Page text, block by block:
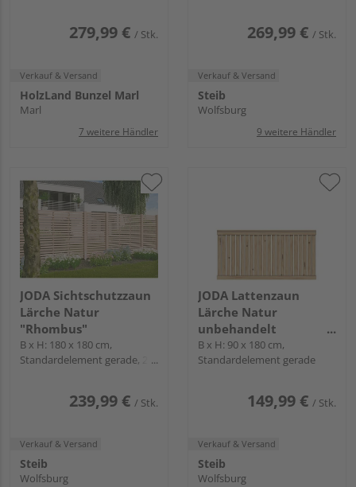
279,99 € / Stk.
Verkauf & Versand
HolzLand Bunzel Marl
Marl
7 weitere Händler
269,99 € / Stk.
Verkauf & Versand
Steib
Wolfsburg
9 weitere Händler
JODA Sichtschutzzaun
Lärche Natur
"Rhombus"
B x H: 180 x 180 cm,
Standardelement gerade, 20
239,99 € / Stk.
Verkauf & Versand
Steib
Wolfsburg
JODA Lattenzaun
Lärche Natur
unbehandelt
"Faaborg"
B x H: 90 x 180 cm,
Standardelement gerade
149,99 € / Stk.
Verkauf & Versand
Steib
Wolfsburg